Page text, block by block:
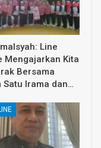
Line
Mengajarkan Kita
Bersama
Satu Irama dan…